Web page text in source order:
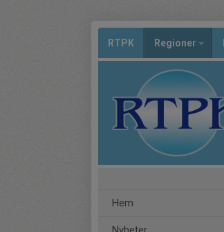
RTPK Regioner
Hem